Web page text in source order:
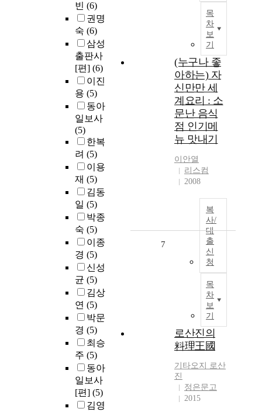
빈 (6)
권명
숙 (6)
삼성
출판사
[편] (6)
이진
용 (5)
동아
일보사
(5)
한복
려 (5)
이용
재 (5)
김동
일 (5)
박종
숙 (5)
이종
경 (5)
신성
균 (5)
김상
연 (5)
박문
경 (5)
최승
주 (5)
동아
일보사
[편] (5)
김영
목
차
보
기
(누구나 좋
아하는) 자
신만만 세
계요리 : 소
문난 음식
점 인기메
뉴 맛내기
이안열
리스컴
2008
복
사/
대
출
신
청
목
차
보
기
7
로산진의
料理王國
기타오지 로산
진
정은문고
2015